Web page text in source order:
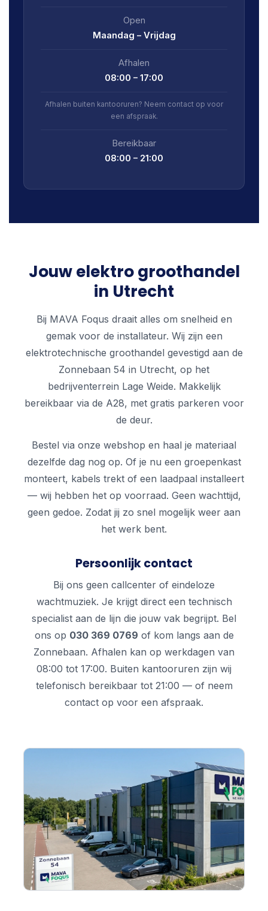
Open
Maandag – Vrijdag
Afhalen
08:00 – 17:00
Afhalen buiten kantooruren? Neem contact op voor
een afspraak.
Bereikbaar
08:00 – 21:00
Jouw elektro groothandel
in Utrecht
Bij MAVA Foqus draait alles om snelheid en
gemak voor de installateur. Wij zijn een
elektrotechnische groothandel gevestigd aan de
Zonnebaan 54 in Utrecht, op het
bedrijventerrein Lage Weide. Makkelijk
bereikbaar via de A28, met gratis parkeren voor
de deur.
Bestel via onze webshop en haal je materiaal
dezelfde dag nog op. Of je nu een groepenkast
monteert, kabels trekt of een laadpaal installeert
— wij hebben het op voorraad. Geen wachttijd,
geen gedoe. Zodat jij zo snel mogelijk weer aan
het werk bent.
Persoonlijk contact
Bij ons geen callcenter of eindeloze
wachtmuziek. Je krijgt direct een technisch
specialist aan de lijn die jouw vak begrijpt. Bel
ons op 030 369 0769 of kom langs aan de
Zonnebaan. Afhalen kan op werkdagen van
08:00 tot 17:00. Buiten kantooruren zijn wij
telefonisch bereikbaar tot 21:00 — of neem
contact op voor een afspraak.